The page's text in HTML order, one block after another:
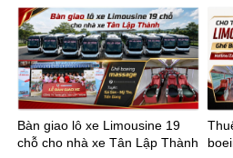
Bàn giao lô xe Limousine 19
chỗ cho nhà xe Tân Lập Thành